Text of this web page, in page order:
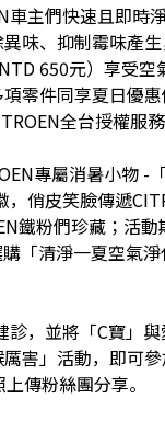
主們快速且即時
味、抑制霉味產
650元）享受空
零件同享夏日優
全台授權服務
專屬消暑小物 -「
俏皮笑臉傳遞
鐵粉們珍藏；活動
「清淨一夏空氣淨
，並將「C寶」
害」活動，即可
傳粉絲團分享。